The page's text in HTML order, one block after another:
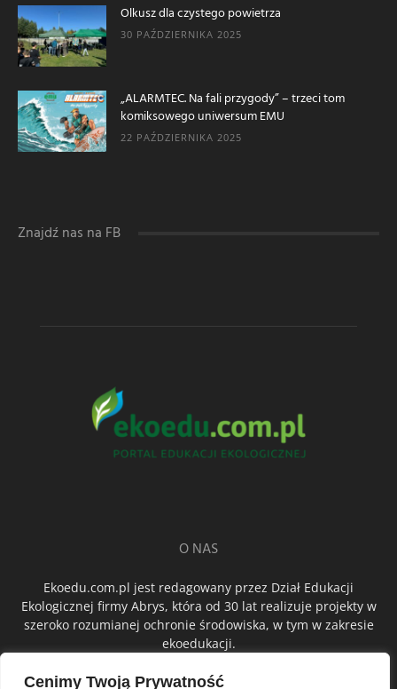
Cenimy Twoją Prywatność
Olkusz dla czystego powietrza
30 PAŹDZIERNIKA 2025
„ALARMTEC. Na fali przygody” – trzeci tom
komiksowego uniwersum EMU
22 PAŹDZIERNIKA 2025
Znajdź nas na FB
O NAS
Ekoedu.com.pl jest redagowany przez Dział Edukacji
Ekologicznej firmy Abrys, która od 30 lat realizuje projekty w
szeroko rozumianej ochronie środowiska, w tym w zakresie
ekoedukacji.